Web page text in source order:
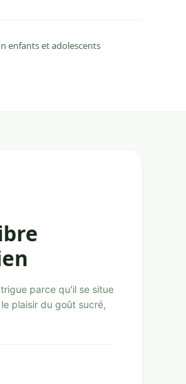
enfants et adolescents
parce qu'il se situe
plaisir du goût sucré,